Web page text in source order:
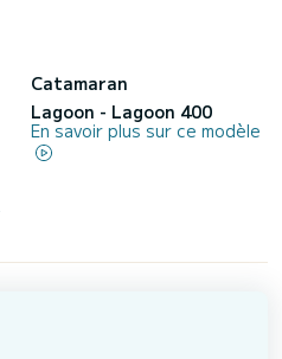
Catamaran
Lagoon - Lagoon 400
En savoir plus sur ce modèle